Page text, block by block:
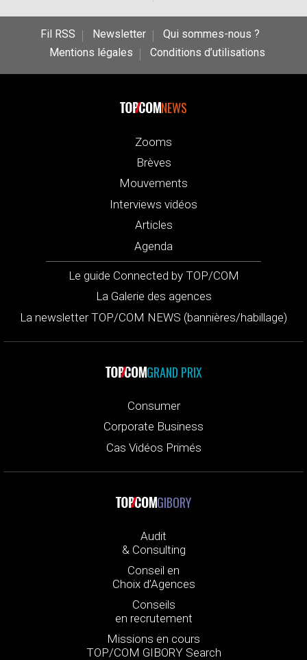
Fil RSS Newsletter
Qui sommes-nous ?
Mentions légales
Conditions d’utilisations
NEWS
Zooms
Brèves
Mouvements
Interviews vidéos
Articles
Agenda
Le guide Connected by TOP/COM
La Galerie des agences
La newsletter TOP/COM NEWS (bannières/habillage)
GRAND PRIX
Consumer
Corporate Business
Cas Vidéos Primés
GIBORY
Audit
& Consulting
Conseil en
Choix d’Agences
Conseils
en recrutement
Missions en cours
TOP/COM GIBORY Search